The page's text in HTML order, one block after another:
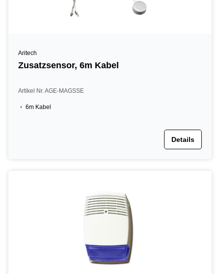
Aritech
Zusatzsensor, 6m Kabel
Artikel Nr. AGE-MAGSSE
6m Kabel
Details